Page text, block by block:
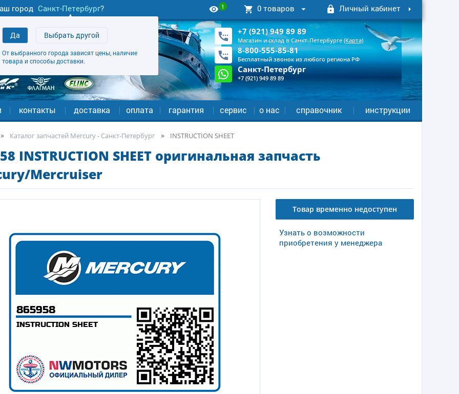
город Санкт-Петербург?
Да Выбрать другой
От выбранного города зависят цены, наличие
товара и способы доставки.
1 0 товаров Личный кабинет
+7 (921) 949 89 89
Магазин и склад в Санкт-Петербурге (Карта)
8-800-555-85-81
Бесплатный звонок из любого региона РФ
Санкт-Петербург
+7 (921) 949 89 89
контакты доставка оплата гарантия сервис о нас справочник инструкции
Каталог запчастей Mercury - Санкт-Петербург INSTRUCTION SHEET
INSTRUCTION SHEET оригинальная запчасть
Mercruiser
Товар временно недоступен
Узнать о возможности
приобретения у менеджера